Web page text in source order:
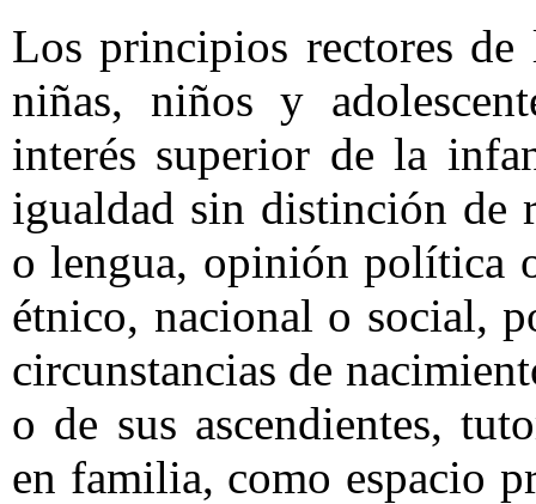
Los principios rectores
niñas, niños y
interés superior de la
igualdad sin distinción de
o lengua, opinión política
étnico, nacional o social,
circunstancias de
o de sus ascendientes,
en familia, como espacio